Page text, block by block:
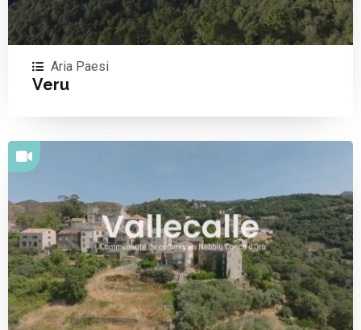
Aria Paesi
Veru